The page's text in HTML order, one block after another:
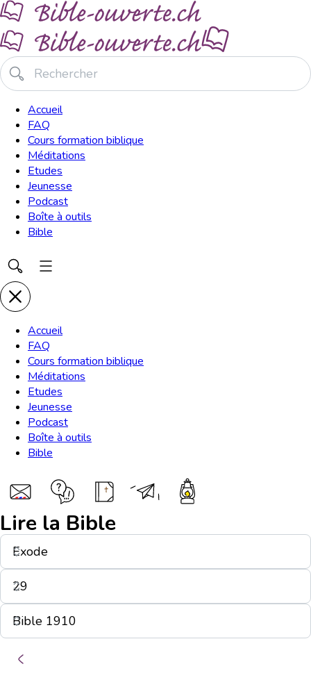
Accueil
FAQ
Cours formation biblique
Méditations
Etudes
Jeunesse
Podcast
Boîte à outils
Bible
Accueil
FAQ
Cours formation biblique
Méditations
Etudes
Jeunesse
Podcast
Boîte à outils
Bible
Lire la Bible